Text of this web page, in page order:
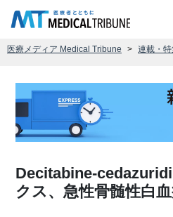
医療メディア Medical Tribune 連載・
Decitabine-
クス、急性骨髄性白